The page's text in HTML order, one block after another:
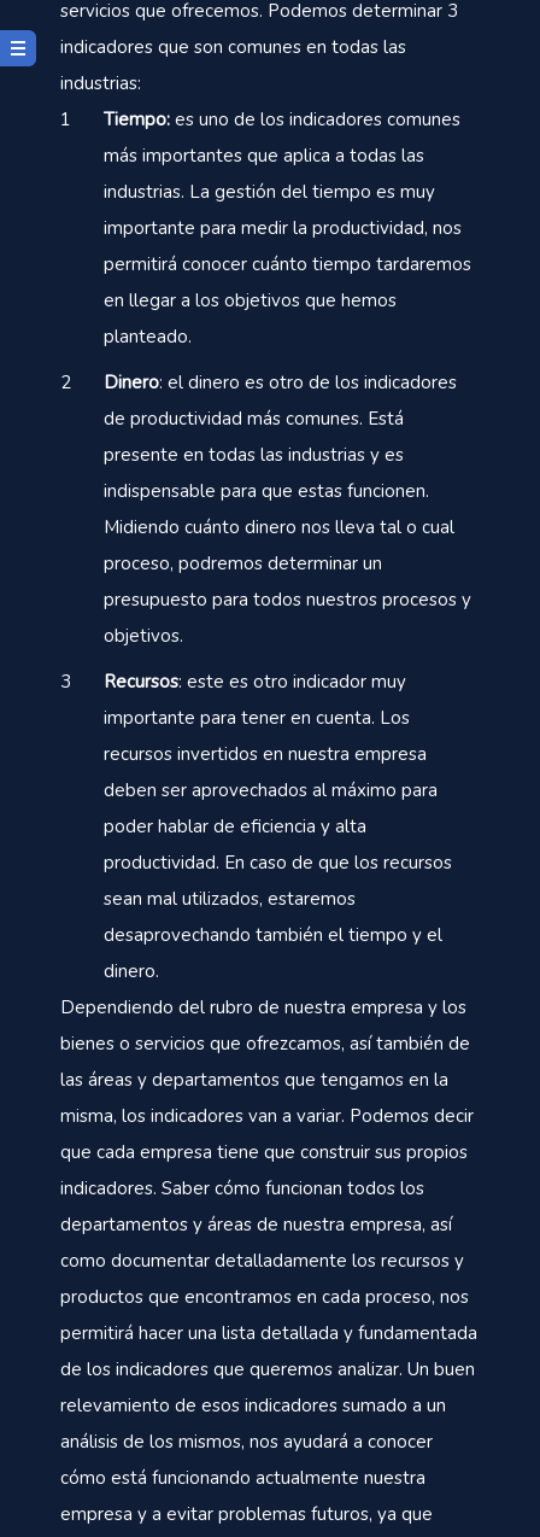
servicios que ofrecemos. Podemos determinar 3
indicadores que son comunes en todas las
industrias:
Tiempo: es uno de los indicadores comunes
más importantes que aplica a todas las
industrias. La gestión del tiempo es muy
importante para medir la productividad, nos
permitirá conocer cuánto tiempo tardaremos
en llegar a los objetivos que hemos
planteado.
Dinero: el dinero es otro de los indicadores
de productividad más comunes. Está
presente en todas las industrias y es
indispensable para que estas funcionen.
Midiendo cuánto dinero nos lleva tal o cual
proceso, podremos determinar un
presupuesto para todos nuestros procesos y
objetivos.
Recursos: este es otro indicador muy
importante para tener en cuenta. Los
recursos invertidos en nuestra empresa
deben ser aprovechados al máximo para
poder hablar de eficiencia y alta
productividad. En caso de que los recursos
sean mal utilizados, estaremos
desaprovechando también el tiempo y el
dinero.
Dependiendo del rubro de nuestra empresa y los
bienes o servicios que ofrezcamos, así también de
las áreas y departamentos que tengamos en la
misma, los indicadores van a variar. Podemos decir
que cada empresa tiene que construir sus propios
indicadores. Saber cómo funcionan todos los
departamentos y áreas de nuestra empresa, así
como documentar detalladamente los recursos y
productos que encontramos en cada proceso, nos
permitirá hacer una lista detallada y fundamentada
de los indicadores que queremos analizar. Un buen
relevamiento de esos indicadores sumado a un
análisis de los mismos, nos ayudará a conocer
cómo está funcionando actualmente nuestra
empresa y a evitar problemas futuros, ya que